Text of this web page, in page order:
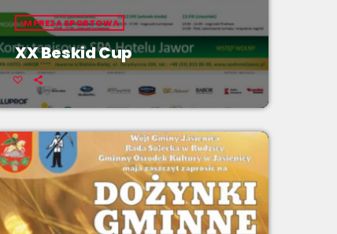
IMPREZA SPORTOWA
XX Beskid Cup